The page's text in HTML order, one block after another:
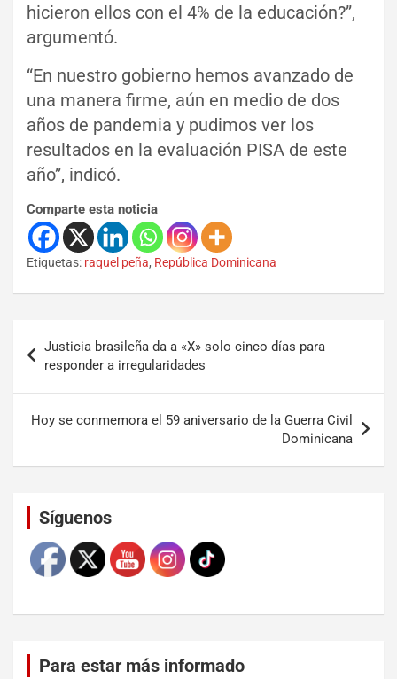
hicieron ellos con el 4% de la educación?”,
argumentó.
“En nuestro gobierno hemos avanzado de
una manera firme, aún en medio de dos
años de pandemia y pudimos ver los
resultados en la evaluación PISA de este
año”, indicó.
Comparte esta noticia
Etiquetas: raquel peña, República Dominicana
Justicia brasileña da a «X» solo cinco días para
responder a irregularidades
Hoy se conmemora el 59 aniversario de la Guerra Civil
Dominicana
Síguenos
Para estar más informado